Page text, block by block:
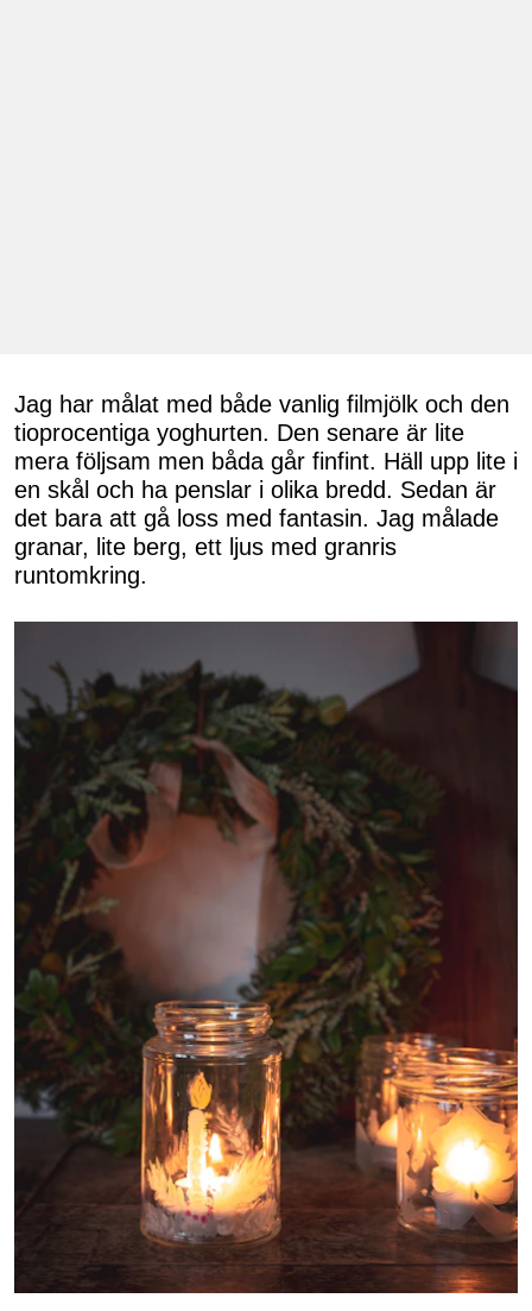
Jag har målat med både vanlig filmjölk och den
tioprocentiga yoghurten. Den senare är lite
mera följsam men båda går finfint. Häll upp lite i
en skål och ha penslar i olika bredd. Sedan är
det bara att gå loss med fantasin. Jag målade
granar, lite berg, ett ljus med granris
runtomkring.